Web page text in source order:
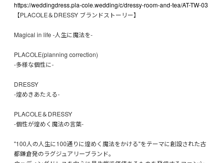
https://weddingdress.pla-cole.wedding/c/dressy-room-and-tea/AT-TW-03
【PLACOLE＆DRESSY ブランドストーリー】
Magical in life -人生に魔法を-
PLACOLE(planning correction)
-多様な個性に-
DRESSY
-煌めきあたえる-
PLACOLE＆DRESSY
-個性が煌めく魔法の言葉-
"100人の人生に100通りに煌めく魔法をかける"をテーマに創設された古
都鎌倉発のラグジュアリーブランド。